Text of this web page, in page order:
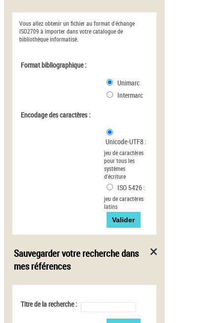
Vous allez obtenir un fichier au format d'échange
ISO2709 à importer dans votre catalogue de
bibliothèque informatisé.
Format bibliographique :
Unimarc
Intermarc
Encodage des caractères :
Unicode-UTF8:
jeu de caractères
pour tous les
systèmes
d'écriture
ISO 5426:
jeu de caractères
latins
Sauvegarder votre recherche dans
mes références
Titre de la recherche :